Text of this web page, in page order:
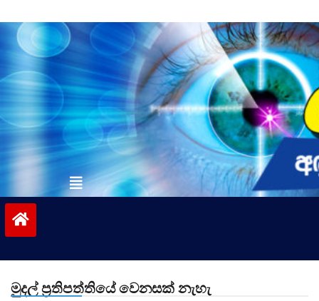
to
contentvinivida.lk
මුදල් ප්‍රතිපත්තියේ වෙනසක් නැහැ